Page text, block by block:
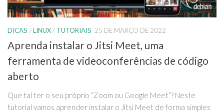
DICAS /LINUX / TUTORIAIS 25 DE MARÇO DE 2022
Aprenda instalar o Jitsi Meet, uma
ferramenta de videoconferências de código
aberto
Que tal ter o seu próprio “Zoom ou Google Meet”? Neste
tutorial vamos aprender instalar o Jitsi Meet de forma simples